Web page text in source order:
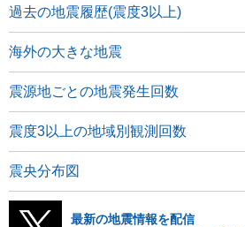
過去の地震履歴(震度3以上)
海外の大きな地震
震源地ごとの地震発生回数
震度3以上の地域別観測回数
震央分布図
最新の地震情報を配信